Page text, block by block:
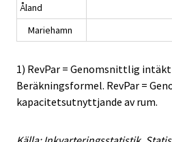
Åland
Mariehamn
1) RevPar = Genomsnittlig
Beräkningsformel. RevPar =
kapacitetsutnyttjande av rum.